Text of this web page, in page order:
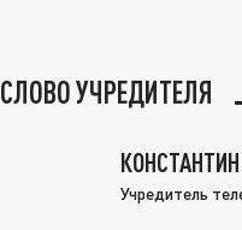
СЛОВО УЧРЕДИТЕЛЯ
Учредитель